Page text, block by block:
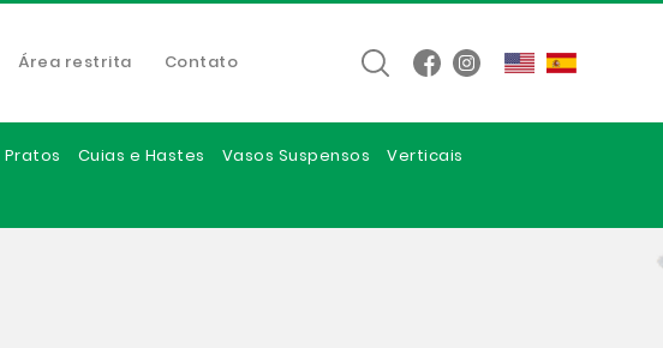
Área restrita Contato
Pratos Cuias e Hastes Vasos Suspensos
Verticais